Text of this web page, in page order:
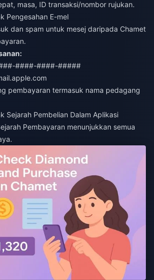
masa, ID transaksi/nombor rujukan.
Pengesahan E-mel
dan spam untuk mesej daripada Chamet
####-####-#####
pembayaran termasuk nama pedagang
Sejarah Pembelian Dalam Aplikasi
Pembayaran menunjukkan semua